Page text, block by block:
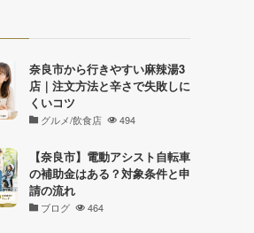
奈良市から行きやすい麻辣湯3
店｜注文方法と辛さで失敗しに
くいコツ
グルメ/飲食店 494
【奈良市】電動アシスト自転車
の補助金はある？対象条件と申
請の流れ
ブログ 464